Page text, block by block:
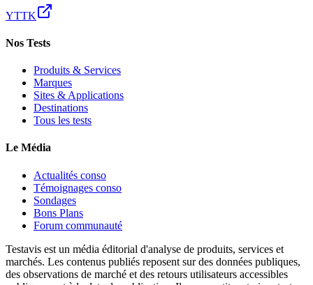
YTTK
Nos Tests
Produits & Services
Marques
Sites & Applications
Destinations
Tous les tests
Le Média
Actualités conso
Témoignages conso
Sondages
Bons Plans
Forum communauté
Testavis est un média éditorial d'analyse de produits, services et
marchés. Les contenus publiés reposent sur des données publiques,
des observations de marché et des retours utilisateurs accessibles